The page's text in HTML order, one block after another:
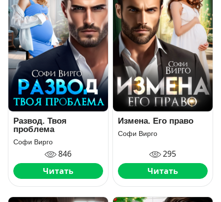
Развод. Твоя
проблема
Софи Вирго
846
Читать
Измена. Его право
Софи Вирго
295
Читать